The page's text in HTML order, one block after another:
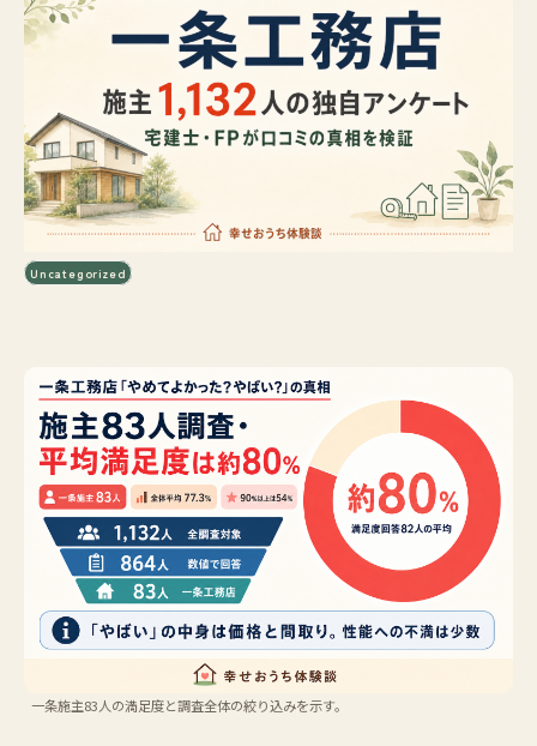
Uncategorized
一条施主83人の満足度と調査全体の絞り込みを示す。